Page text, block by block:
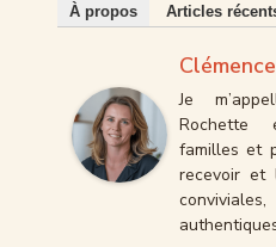
À propos Articles
Je
Rochette
familles et
recevoir et